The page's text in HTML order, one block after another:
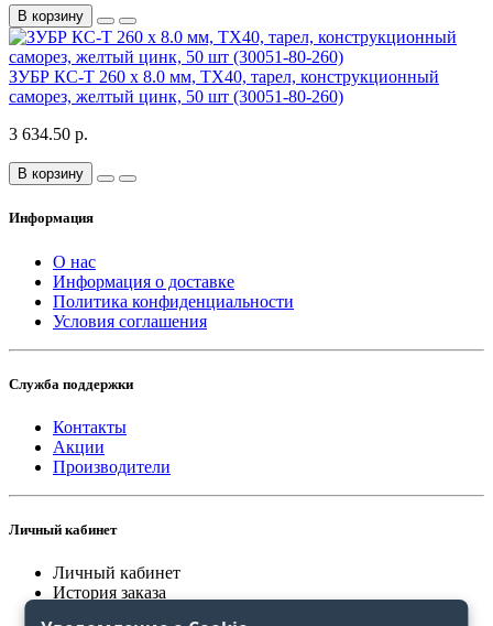
В корзину
ЗУБР КС-Т 260 х 8.0 мм, TX40, тарел, конструкционный
саморез, желтый цинк, 50 шт (30051-80-260)
3 634.50 р.
В корзину
Информация
О нас
Информация о доставке
Политика конфиденциальности
Условия соглашения
Служба поддержки
Контакты
Акции
Производители
Личный кабинет
Личный кабинет
История заказа